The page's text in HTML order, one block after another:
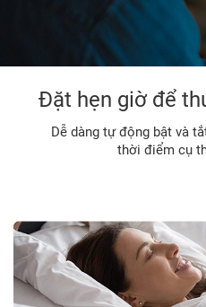
Đặt hẹn giờ để
Dễ dàng tự động bật và
thời điểm cụ